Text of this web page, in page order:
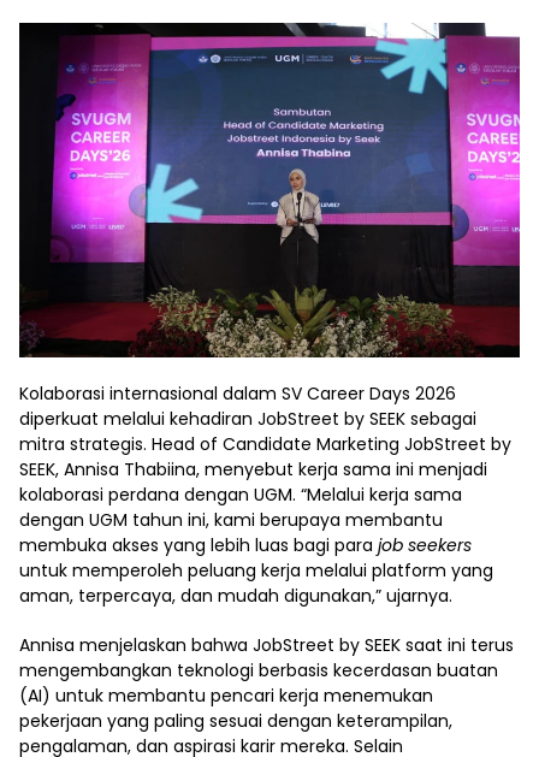
Kolaborasi internasional dalam SV Career Days 2026
diperkuat melalui kehadiran JobStreet by SEEK sebagai
mitra strategis. Head of Candidate Marketing JobStreet by
SEEK, Annisa Thabiina, menyebut kerja sama ini menjadi
kolaborasi perdana dengan UGM. “Melalui kerja sama
dengan UGM tahun ini, kami berupaya membantu
membuka akses yang lebih luas bagi para job seekers
untuk memperoleh peluang kerja melalui platform yang
aman, terpercaya, dan mudah digunakan,” ujarnya.
Annisa menjelaskan bahwa JobStreet by SEEK saat ini terus
mengembangkan teknologi berbasis kecerdasan buatan
(AI) untuk membantu pencari kerja menemukan
pekerjaan yang paling sesuai dengan keterampilan,
pengalaman, dan aspirasi karir mereka. Selain